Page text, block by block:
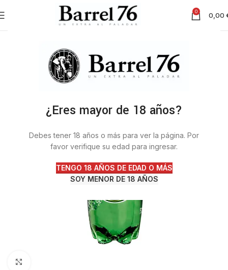
¿Eres mayor de 18 años?
Debes tener 18 años o más para ver la página. Por
favor verifique su edad para ingresar.
TENGO 18 AÑOS DE EDAD O MÁS
SOY MENOR DE 18 AÑOS
0 0,00